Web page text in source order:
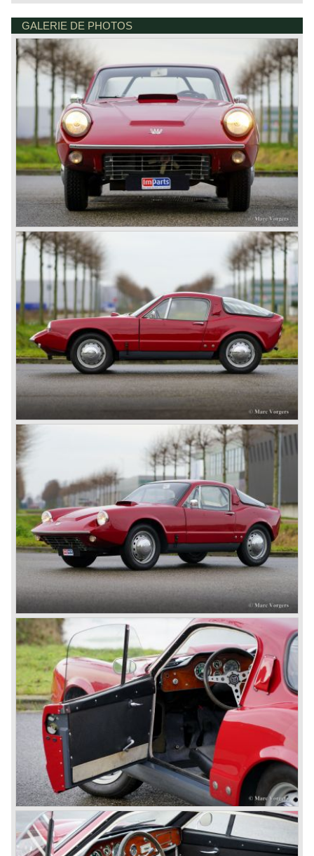
designed by Ragnar Håkansson with styling input from
Sixten Sason. This new model adopted a fibreglass body
over a steel backbone chassis and retained front‑wheel
drive, giving it a unique character among contemporary
sports cars. Early Sonett II models used Saab’s
three‑cylinder two‑stroke engine. From 1967 onward the
car was re‑engineered to accept the Ford‑sourced V4
engine, resulting in the Sonett II V4. Production numbers
remained modest with 258 two stroke cars, and 1342 V4
cars produced. The car established Saab’s reputation for
unconventional yet purposeful sports‑car design.
In 1970 the Sonett III was introduced, featuring a more
modern and cohesive body styled by Sergio Coggiola and
refined by Saab’s in‑house team. The III retained the V4
engine and front‑wheel‑drive layout but offered improved
ergonomics, a more practical interior and a sleeker,
contemporary profile. It became the most commercially
successful of the Sonett series, with 8368 cars built before
production ceased in 1974. Together, the Sonett I, II and III
form a unique chapter in Saab’s history, showing the
marque’s commitment to lightweight engineering,
aerodynamic innovation and unique design.
Technical data (Sonett II 2-stroke)*
3 cylinder in-line two stroke engine
induction: 3 Solex carburettors
cylinder capacity: 841 cc
capacity: 60 bhp at 5200 rpm
torque: 93 Nm at 4000 rpm
top-speed: 170 km/h - 106 mph
acceleration 0-100 km/h: 12.5 sec.
gearbox: 4-speed manual
Source: Carfolio.com
BONNETSTRAAT 33
6718 XN EDE
GALERIE DE PHOTOS